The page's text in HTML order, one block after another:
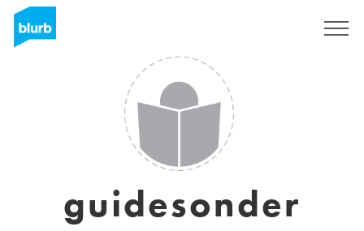
guidesonder